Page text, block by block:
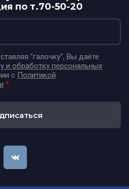
по т.70-50-20
"галочку", Вы даёте
и обработку персональных
с Политикой
*